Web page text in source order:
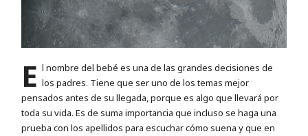
E l nombre del bebé es una de las grandes decisiones de
los padres. Tiene que ser uno de los temas mejor
pensados antes de su llegada, porque es algo que llevará por
toda su vida. Es de suma importancia que incluso se haga una
prueba con los apellidos para escuchar cómo suena y que en